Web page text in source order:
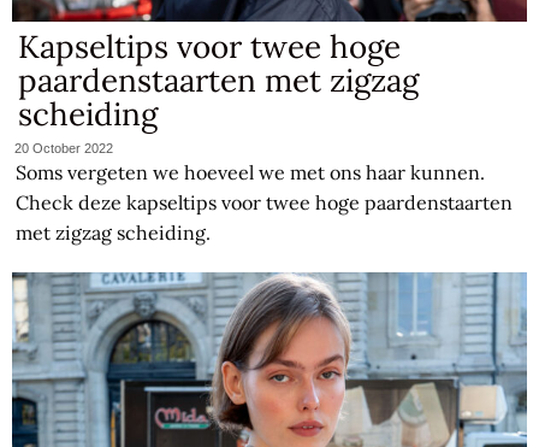
Kapseltips voor twee hoge
paardenstaarten met zigzag
scheiding
20 October 2022
Soms vergeten we hoeveel we met ons haar kunnen.
Check deze kapseltips voor twee hoge paardenstaarten
met zigzag scheiding.